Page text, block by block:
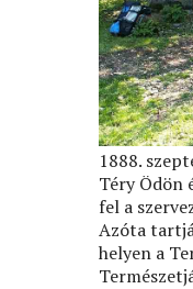
1888.
Téry Ödön
fel a
Azóta
helyen a